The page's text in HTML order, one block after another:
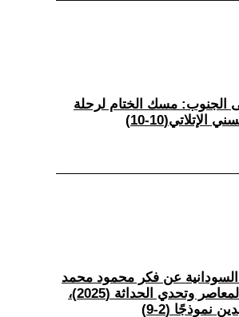
الجنوب: مسك الختام لرحلة
10)
السودانية عن فكر محمود محمد
طه- كتاب: الإسلام المعاصر وتحدي الحداثة (2025)،
نموذجًا (2-9)